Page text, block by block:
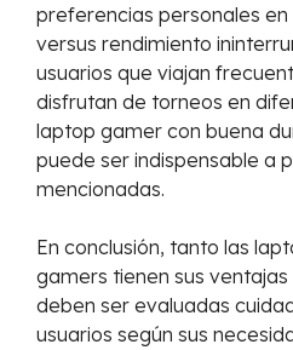
preferencias personales
versus rendimiento
usuarios que viajan
disfrutan de torneos en
laptop gamer con buena
puede ser indispensable a
mencionadas.
En conclusión, tanto las
gamers tienen sus
deben ser evaluadas
usuarios según sus